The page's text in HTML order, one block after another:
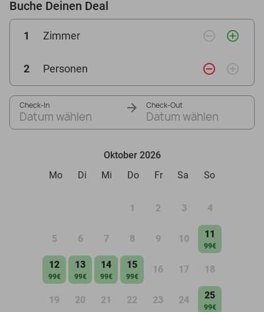
Buche Deinen Deal
1 Zimmer remove_circle_outline add_circle_outline
2 Personen remove_circle_outline add_circle_outline
Check-In
Datum wählen
Check-Out
Datum wählen
Oktober 2026
Mo
Di Mi Do Fr Sa So
1 2 3 4
5 6 7 8 9 10 11
99€
12
99€
13
99€
14
99€
15
99€
16 17 18
19 20 21 22 23 24 25
99€